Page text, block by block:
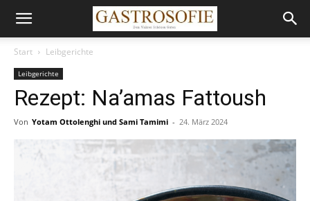
Start Leibgerichte
Leibgerichte
Rezept: Na’amas Fattoush
Von Yotam Ottolenghi und Sami Tamimi - 24. März 2024